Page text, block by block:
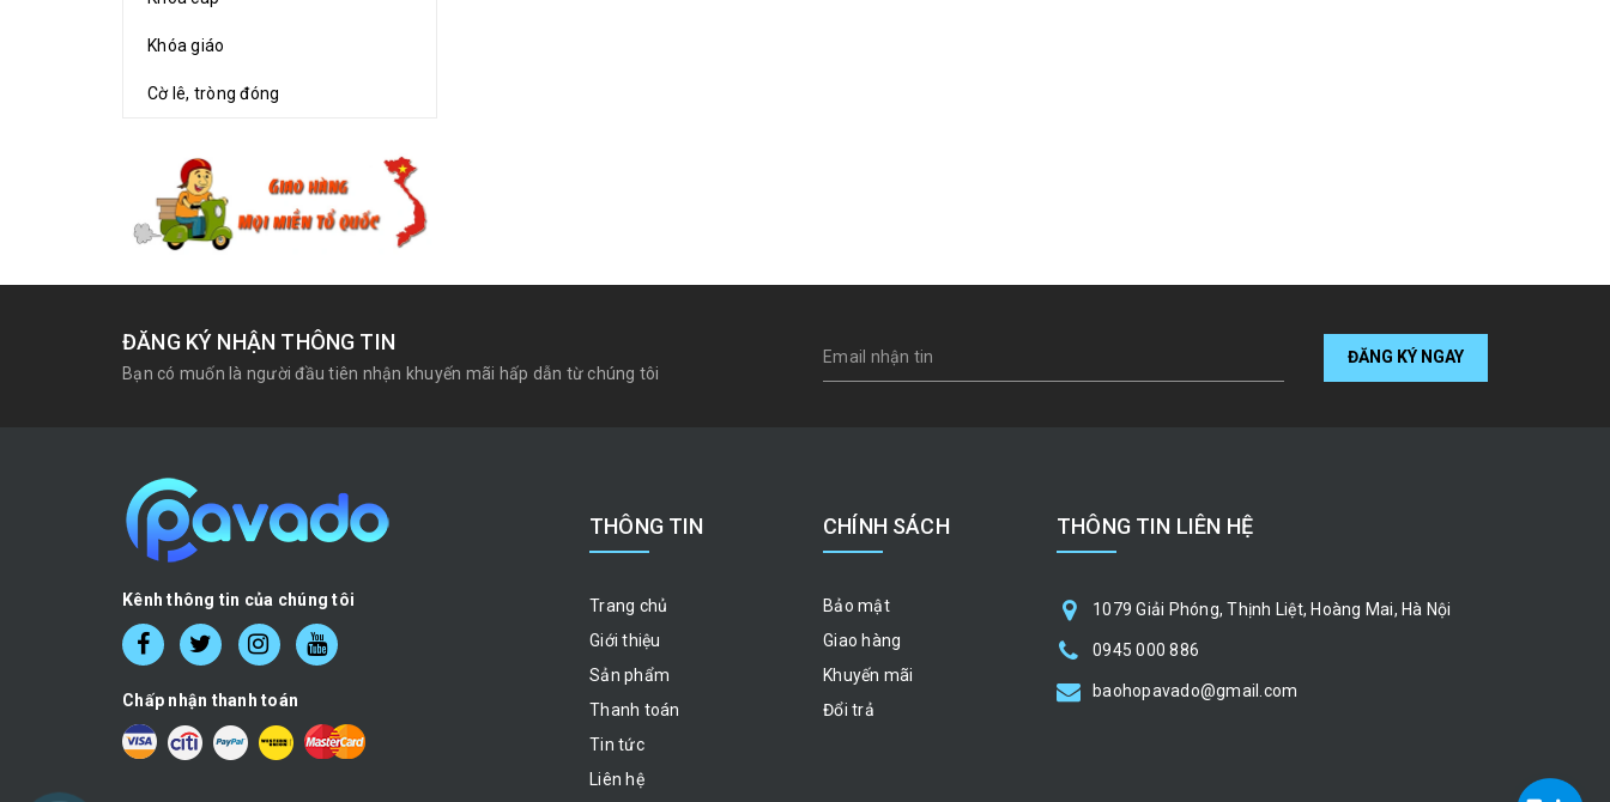
Khóa giáo
Cờ lê, tròng đóng
ĐĂNG KÝ NHẬN THÔNG TIN
Bạn có muốn là người đầu tiên nhận khuyến mãi hấp dẫn từ chúng tôi
ĐĂNG KÝ NGAY
Kênh thông tin của chúng tôi
Chấp nhận thanh toán
THÔNG TIN
Trang chủ
Giới thiệu
Sản phẩm
Thanh toán
Tin tức
Liên hệ
CHÍNH SÁCH
Bảo mật
Giao hàng
Khuyến mãi
Đổi trả
THÔNG TIN LIÊN HỆ
1079 Giải Phóng, Thịnh Liệt, Hoàng Mai, Hà Nội
0945 000 886
baohopavado@gmail.com